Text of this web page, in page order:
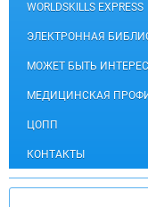
WORLDSKILLS EXPRESS
ЭЛЕКТРОННАЯ
МОЖЕТ БЫТЬ
МЕДИЦИНСКАЯ
ЦОПП
КОНТАКТЫ